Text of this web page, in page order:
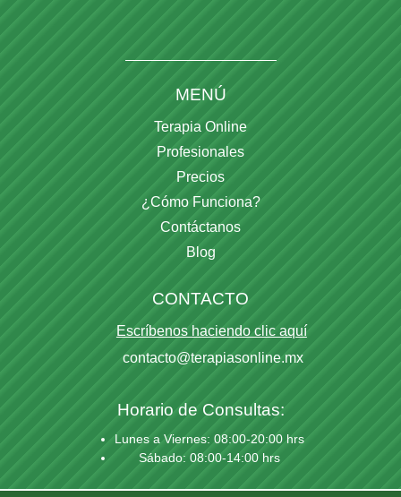
MENÚ
Terapia Online
Profesionales
Precios
¿Cómo Funciona?
Contáctanos
Blog
CONTACTO
Escríbenos haciendo clic aquí
contacto@terapiasonline.mx
Horario de Consultas:
Lunes a Viernes: 08:00-20:00 hrs
Sábado: 08:00-14:00 hrs